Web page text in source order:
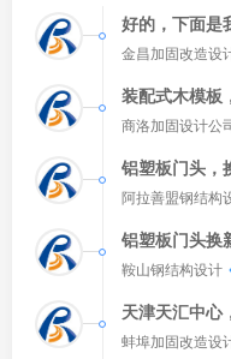
好的，下面是
演员演技炸裂
金昌加固改造设
装配式木模板
来，快速成型
商洛加固设计公
铝塑板门头，
材料费、人工
阿拉善盟钢结构
铝塑板门头换
精，几厘几丝
鞍山钢结构设计
天津天汇中心
现代建筑杰作
蚌埠加固改造设